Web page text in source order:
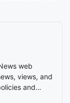
web
views, and
and
of people.